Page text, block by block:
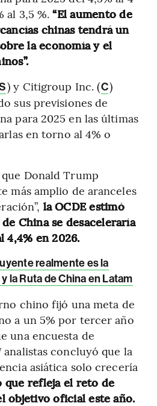
al 3,5 %.“El aumento de
chinas tendrá un
la economía y el
) y Citigroup Inc. (C)
sus previsiones de
para 2025 en las últimas
en torno al 4% o
Donald Trump
más amplio de aranceles
la OCDE estimó
China se desaceleraría
4,4% en 2026.
realmente es la
la Ruta de China en Latam
chino fijó una meta de
a un 5% por tercer año
una encuesta de
analistas concluyó que la
asiática solo crecería
que refleja el reto de
objetivo oficial este año.